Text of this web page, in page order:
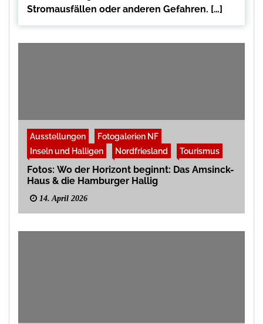
Stromausfällen oder anderen Gefahren. […]
Ausstellungen
Fotogalerien NF
Inseln und Halligen
Nordfriesland Tourismus
Fotos: Wo der Horizont beginnt: Das Amsinck-
Haus & die Hamburger Hallig
14. April 2026